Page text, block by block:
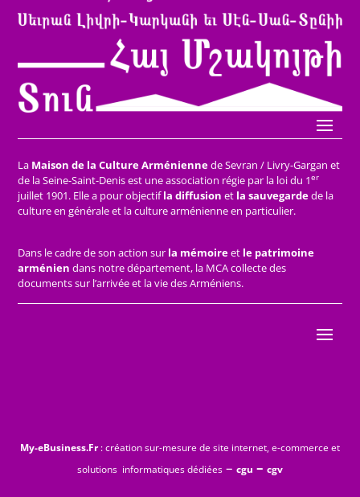
La Maison de la Culture Arméniennede Sevran / Livry-Gargan et
de la Seine-Saint-Denis est une association régie par la loi du 1er
juillet 1901. Elle a pour objectifla diffusion et la sauvegardede la
culture en générale et la culture arménienne en particulier.
Dans le cadre de son action sur la mémoireet le patrimoine
arménien dans notre département, la MCA collecte des
documents sur l’arrivée et la vie des Arméniens.
My-eBusiness.Fr: création sur-mesure de site internet, e-commerce et
solutions informatiques dédiées – cgu – cgv